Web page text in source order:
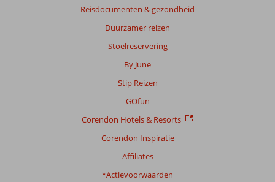
Reisdocumenten & gezondheid
Duurzamer reizen
Stoelreservering
By June
Stip Reizen
GOfun
Corendon Hotels & Resorts
Corendon Inspiratie
Affiliates
*Actievoorwaarden